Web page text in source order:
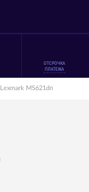
ОТСРОЧКА
ПЛАТЕЖА
Lexmark MS621dn